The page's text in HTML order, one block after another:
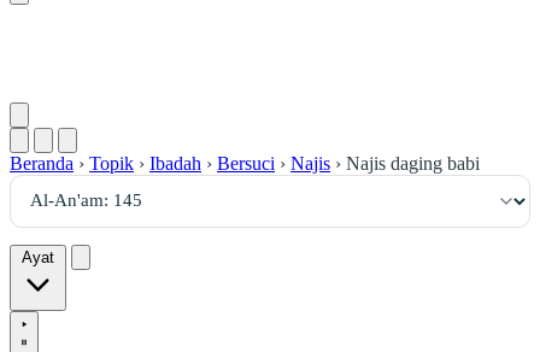
Beranda › Topik › Ibadah › Bersuci › Najis › Najis daging babi
Ayat